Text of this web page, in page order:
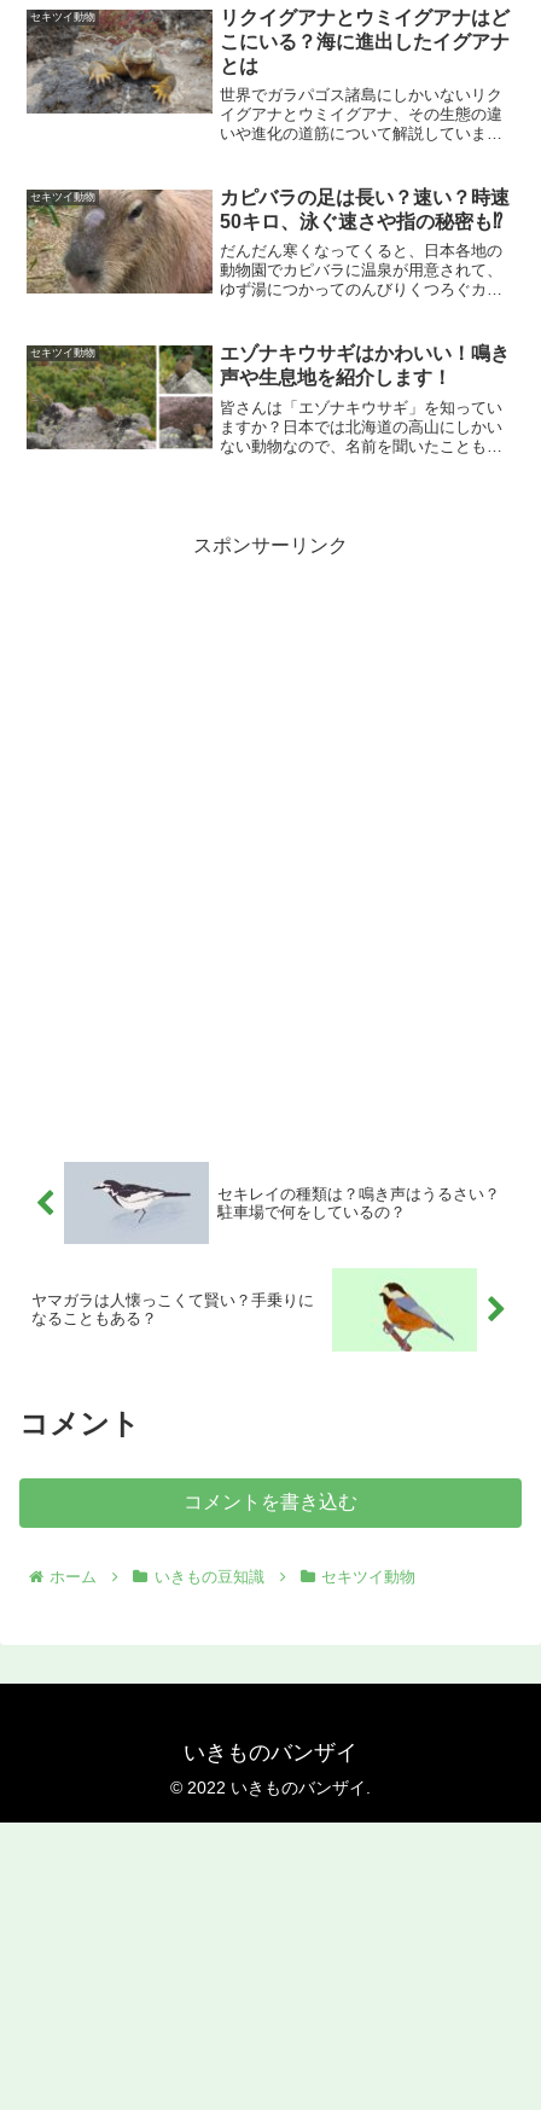
ちにフクロウカフェができていたり、ペ
ットとして飼育する人も増えてい...
セキツイ動物
リクイグアナとウミイグアナはど
こにいる？海に進出したイグアナ
とは
世界でガラパゴス諸島にしかいないリク
イグアナとウミイグアナ、その生態の違
いや進化の道筋について解説していま
セキツイ動物
カピバラの足は長い？速い？時速
50キロ、泳ぐ速さや指の秘密も⁉
だんだん寒くなってくると、日本各地の
動物園でカピバラに温泉が用意されて、
ゆず湯につかってのんびりくつろぐカピ
ね？でも、あのカピバラは日本の動物園
限定の仮の姿なのです。カ...
セキツイ動物
エゾナキウサギはかわいい！鳴き
声や生息地を紹介します！
皆さんは「エゾナキウサギ」を知ってい
ますか？日本では北海道の高山にしかい
ない動物なので、名前を聞いたこともな
スポンサーリンク
セキレイの種類は？鳴き声はうるさい？
駐車場で何をしているの？
ヤマガラは人懐っこくて賢い？手乗りに
なることもある？
コメント
コメントを書き込む
ホーム いきもの豆知識 セキツイ動物
いきものバンザイ
© 2022 いきものバンザイ.